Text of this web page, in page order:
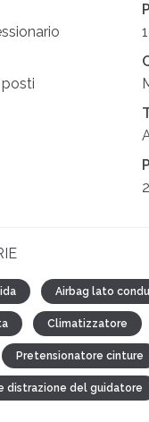
posti
Airbag lato
Climatizzatore
Pretensionatore cinture
distrazione del guidatore